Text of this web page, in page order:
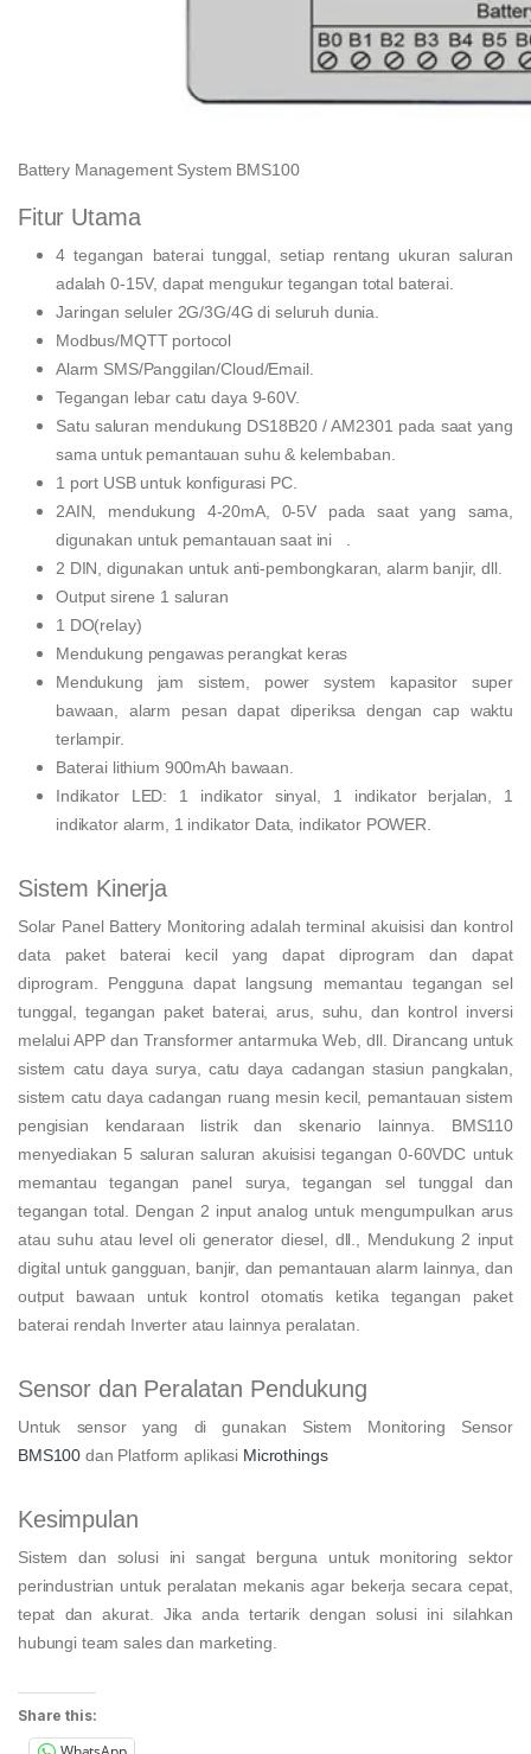
Battery Management System BMS100
Fitur Utama
4 tegangan baterai tunggal, setiap rentang ukuran saluran
adalah 0-15V, dapat mengukur tegangan total baterai.
Jaringan seluler 2G/3G/4G di seluruh dunia.
Modbus/MQTT portocol
Alarm SMS/Panggilan/Cloud/Email.
Tegangan lebar catu daya 9-60V.
Satu saluran mendukung DS18B20 / AM2301 pada saat yang
sama untuk pemantauan suhu & kelembaban.
1 port USB untuk konfigurasi PC.
2AIN, mendukung 4-20mA, 0-5V pada saat yang sama,
digunakan untuk pemantauan saat ini .
2 DIN, digunakan untuk anti-pembongkaran, alarm banjir, dll.
Output sirene 1 saluran
1 DO(relay)
Mendukung pengawas perangkat keras
Mendukung jam sistem, power system kapasitor super
bawaan, alarm pesan dapat diperiksa dengan cap waktu
terlampir.
Baterai lithium 900mAh bawaan.
Indikator LED: 1 indikator sinyal, 1 indikator berjalan, 1
indikator alarm, 1 indikator Data, indikator POWER.
Sistem Kinerja
Solar Panel Battery Monitoring adalah terminal akuisisi dan kontrol
data paket baterai kecil yang dapat diprogram dan dapat
diprogram. Pengguna dapat langsung memantau tegangan sel
tunggal, tegangan paket baterai, arus, suhu, dan kontrol inversi
melalui APP dan Transformer antarmuka Web, dll. Dirancang untuk
sistem catu daya surya, catu daya cadangan stasiun pangkalan,
sistem catu daya cadangan ruang mesin kecil, pemantauan sistem
pengisian kendaraan listrik dan skenario lainnya. BMS110
menyediakan 5 saluran saluran akuisisi tegangan 0-60VDC untuk
memantau tegangan panel surya, tegangan sel tunggal dan
tegangan total. Dengan 2 input analog untuk mengumpulkan arus
atau suhu atau level oli generator diesel, dll., Mendukung 2 input
digital untuk gangguan, banjir, dan pemantauan alarm lainnya, dan
output bawaan untuk kontrol otomatis ketika tegangan paket
baterai rendah Inverter atau lainnya peralatan.
Sensor dan Peralatan Pendukung
Untuk sensor yang di gunakan Sistem Monitoring Sensor
BMS100 dan Platform aplikasi Microthings
Kesimpulan
Sistem dan solusi ini sangat berguna untuk monitoring sektor
perindustrian untuk peralatan mekanis agar bekerja secara cepat,
tepat dan akurat. Jika anda tertarik dengan solusi ini silahkan
hubungi team sales dan marketing.
Share this: